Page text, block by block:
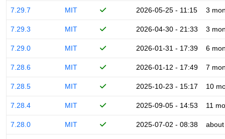
7.29.7 MIT 2026-05-25 - 11:15 3
7.29.3 MIT 2026-04-30 - 21:33 3
7.29.0 MIT 2026-01-31 - 17:39 6
7.28.6 MIT 2026-01-12 - 17:49 7
7.28.5 MIT 2025-10-23 - 15:17 10
7.28.4 MIT 2025-09-05 - 14:53 11
7.28.0 MIT 2025-07-02 - 08:38